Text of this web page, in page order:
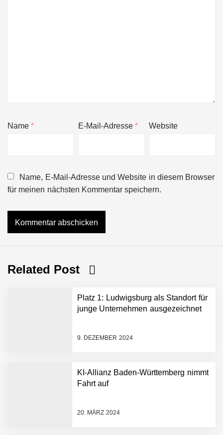
Name* E-Mail-Adresse* Website
Name, E-Mail-Adresse und Website in diesem Browser
für meinen nächsten Kommentar speichern.
Related Post
Platz 1: Ludwigsburg als Standort für
junge Unternehmen ausgezeichnet
9. DEZEMBER 2024
KI-Allianz Baden-Württemberg nimmt
Fahrt auf
20. MÄRZ 2024
NEURA Robotics gibt
Dollar bekannt, um den